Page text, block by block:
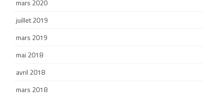
mars 2020
juillet 2019
mars 2019
mai 2018
avril 2018
mars 2018